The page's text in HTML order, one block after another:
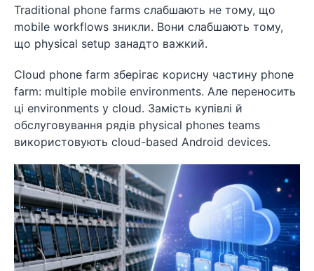
Traditional phone farms слабшають не тому, що
mobile workflows зникли. Вони слабшають тому,
що physical setup занадто важкий.
Cloud phone farm зберігає корисну частину phone
farm: multiple mobile environments. Але переносить
ці environments у cloud. Замість купівлі й
обслуговування рядів physical phones teams
використовують cloud-based Android devices.